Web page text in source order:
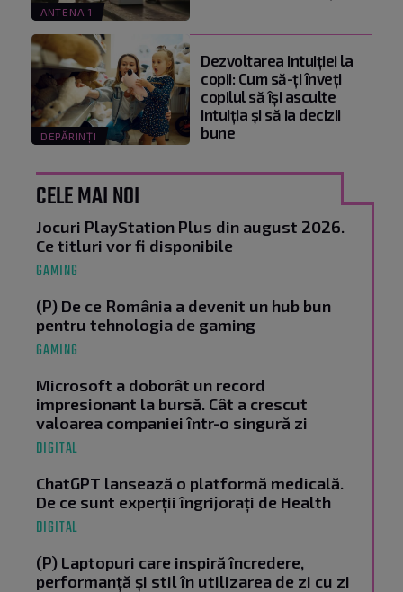
ANTENA 1
DEPĂRINȚI
Dezvoltarea intuiției la
copii: Cum să-ți înveți
copilul să își asculte
intuiția și să ia decizii
bune
CELE MAI NOI
Jocuri PlayStation Plus din august 2026.
Ce titluri vor fi disponibile
GAMING
(P) De ce România a devenit un hub bun
pentru tehnologia de gaming
GAMING
Microsoft a doborât un record
impresionant la bursă. Cât a crescut
valoarea companiei într-o singură zi
DIGITAL
ChatGPT lansează o platformă medicală.
De ce sunt experții îngrijorați de Health
DIGITAL
(P) Laptopuri care inspiră încredere,
performanță și stil în utilizarea de zi cu zi